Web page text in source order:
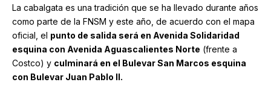
La cabalgata es una tradición que se ha llevado durante años
como parte de la FNSM y este año, de acuerdo con el mapa
oficial, el punto de salida será en Avenida Solidaridad
esquina con Avenida Aguascalientes Norte (frente a
Costco) y culminará en el Bulevar San Marcos esquina
con Bulevar Juan Pablo II.